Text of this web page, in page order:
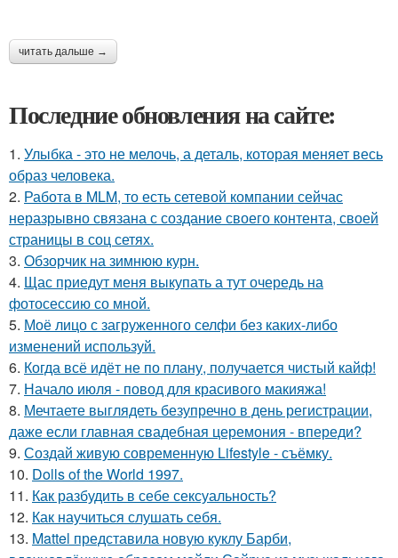
читать дальше →
Последние обновления на сайте:
1. Улыбка - это не мелочь, а деталь, которая меняет весь
образ человека.
2. Работа в MLM, то есть сетевой компании сейчас
неразрывно связана с создание своего контента, своей
страницы в соц сетях.
3. Обзорчик на зимнюю курн.
4. Щас приедут меня выкупать а тут очередь на
фотосессию со мной.
5. Моё лицо с загруженного селфи без каких-либо
изменений используй.
6. Когда всё идёт не по плану, получается чистый кайф!
7. Начало июля - повод для красивого макияжа!
8. Мечтаете выглядеть безупречно в день регистрации,
даже если главная свадебная церемония - впереди?
9. Создай живую современную Lifestyle - съёмку.
10. Dolls of the World 1997.
11. Как разбудить в себе сексуальность?
12. Как научиться слушать себя.
13. Mattel представила новую куклу Барби,